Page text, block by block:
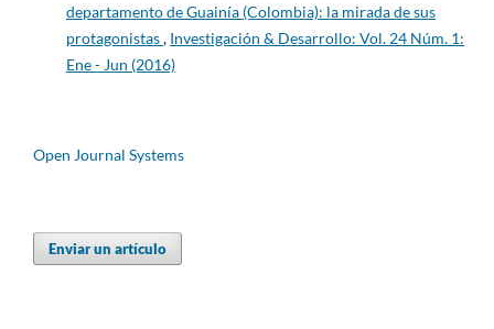
departamento de Guainía (Colombia): la mirada de sus
protagonistas, Investigación & Desarrollo: Vol. 24 Núm. 1:
Ene - Jun (2016)
Open Journal Systems
Enviar un artículo